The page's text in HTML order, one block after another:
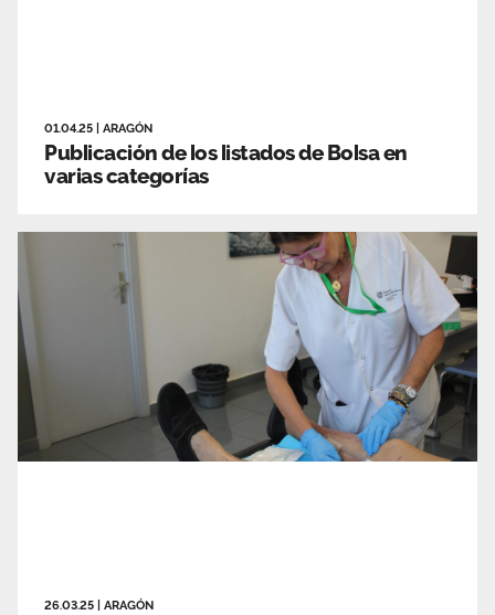
01.04.25 ARAGÓN
Publicación de los listados de Bolsa en
varias categorías
26.03.25 ARAGÓN